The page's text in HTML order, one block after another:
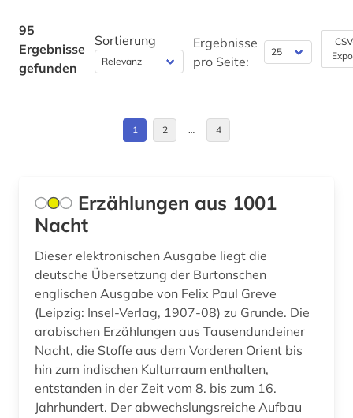
geschichte 1945- (1)
goethe, johann wolfgang von | schriftsteller;
publizist; politiker; jurist; naturwissenschaftler;
theaterintendant; maler; zeichner (1)
graphik (1)
griechisch (4)
grimm (2)
großbritannien (5)
95
Ergebnisse
gefunden
Sortierung
Ergebnisse
pro Seite:
1 2 … 4
Erzählungen aus 1001
Nacht
Dieser elektronischen Ausgabe liegt die
deutsche Übersetzung der Burtonschen
englischen Ausgabe von Felix Paul Greve
(Leipzig: Insel-Verlag, 1907-08) zu Grunde. Die
arabischen Erzählungen aus Tausendundeiner
Nacht, die Stoffe aus dem Vorderen Orient bis
hin zum indischen Kulturraum enthalten,
entstanden in der Zeit vom 8. bis zum 16.
Jahrhundert. Der abwechslungsreiche Aufbau